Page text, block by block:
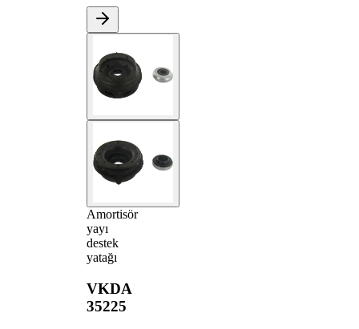
Amortisör
yayı
destek
yatağı
VKDA
35225